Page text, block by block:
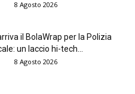
8 Agosto 2026
il BolaWrap per la Polizia
un laccio hi-tech...
8 Agosto 2026